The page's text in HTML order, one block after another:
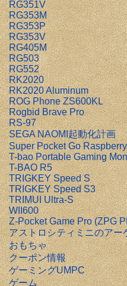
RG351V
RG353M
RG353P
RG353V
RG405M
RG503
RG552
RK2020
RK2020 Aluminum
ROG Phone ZS600KL
Rogbid Brave Pro
RS-97
SEGA NAOMI起動化計画
Super Pocket Go
T-bao Portable Gaming
T-BAO R5
TRIGKEY Speed S
TRIGKEY Speed S3
TRIMUI Ultra-S
WII600
Z-Pocket Game Pro (ZPG
アストロシティミニのア
おもちゃ
クーポン情報
ゲーミングUMPC
ゲーム